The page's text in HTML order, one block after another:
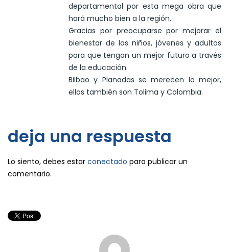
departamental por esta mega obra que
hará mucho bien a la región.
Gracias por preocuparse por mejorar el
bienestar de los niños, jóvenes y adultos
para que tengan un mejor futuro a través
de la educación.
Bilbao y Planadas se merecen lo mejor,
ellos también son Tolima y Colombia.
deja una respuesta
Lo siento, debes estar conectado para publicar un
comentario.